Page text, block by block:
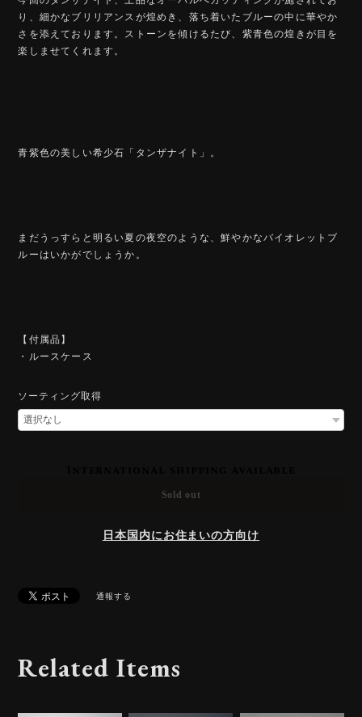
り、細かなブリリアンスが煌めき、落ち着いたブルーの中に華やか
さを添えております。ストーンを傾けるたび、紫青色の煌きが目を
楽しませてくれます。
青紫色の美しい希少石「タンザナイト」。
まだうっすらと明るい夏の夜空のような、鮮やかなバイオレットブ
ルーはいかがでしょうか。
【付属品】
・ルースケース
ソーティング取得
Sold out
日本国内にお住まいの方向け
通報する
Related Items